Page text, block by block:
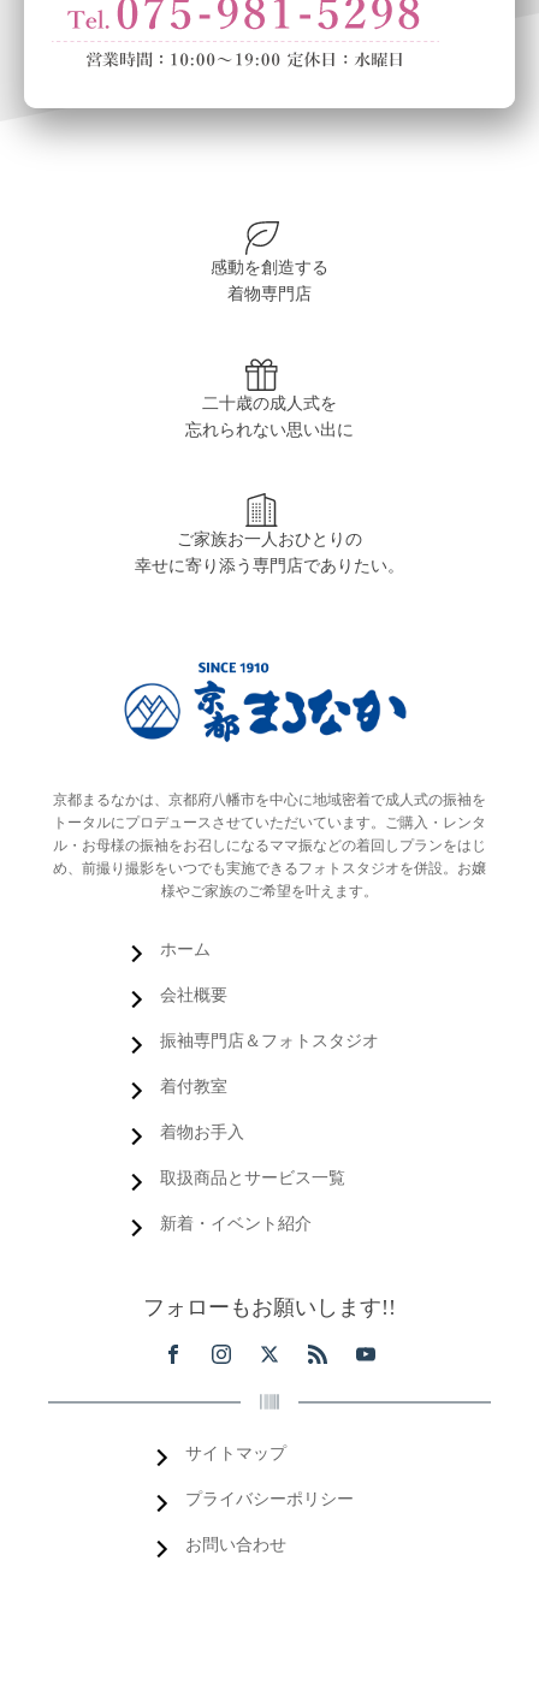
感動を創造する
着物専門店
二十歳の成人式を
忘れられない思い出に
ご家族お一人おひとりの
幸せに寄り添う専門店でありたい。
京都まるなかは、京都府八幡市を中心に地域密着で成人式の振袖を
トータルにプロデュースさせていただいています。ご購入・レンタ
ル・お母様の振袖をお召しになるママ振などの着回しプランをはじ
め、前撮り撮影をいつでも実施できるフォトスタジオを併設。お嬢
様やご家族のご希望を叶えます。
ホーム
会社概要
振袖専門店＆フォトスタジオ
着付教室
着物お手入
取扱商品とサービス一覧
新着・イベント紹介
フォローもお願いします!!
サイトマップ
プライバシーポリシー
お問い合わせ